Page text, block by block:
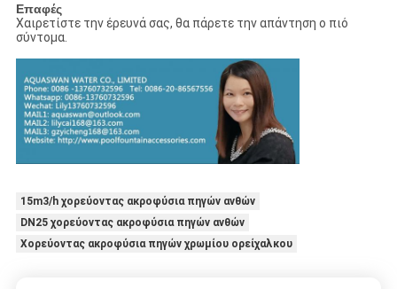
Επαφές
Χαιρετίστε την έρευνά σας, θα πάρετε την απάντηση ο πιό
σύντομα.
15m3/h χορεύοντας ακροφύσια πηγών ανθών
DN25 χορεύοντας ακροφύσια πηγών ανθών
Χορεύοντας ακροφύσια πηγών χρωμίου ορείχαλκου